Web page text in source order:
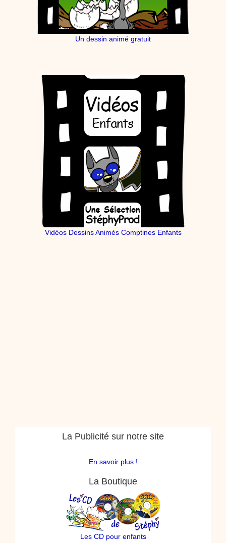
Un dessin animé gratuit
Vidéos Dessins Animés Comptines Enfants
La Publicité sur notre site
En savoir plus !
La Boutique
Les CD pour enfants